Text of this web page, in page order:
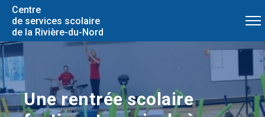
Centre
de services scolaire
de la Rivière-du-Nord
​Une rentrée scolaire